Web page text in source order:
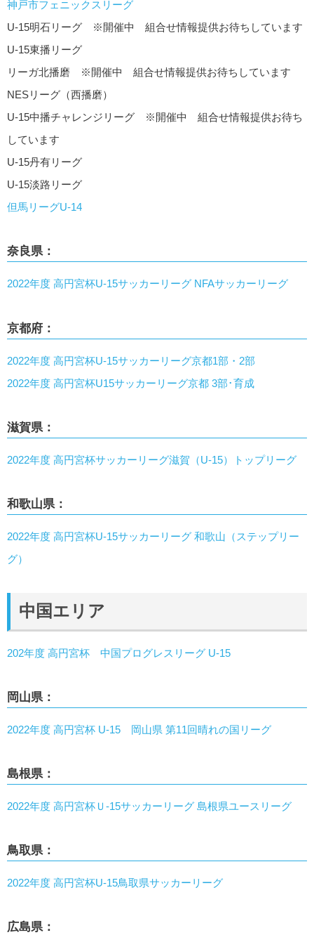
神戸市フェニックスリーグ
U-15明石リーグ ※開催中 組合せ情報提供お待ちしています
U-15東播リーグ
リーガ北播磨 ※開催中 組合せ情報提供お待ちしています
NESリーグ（西播磨）
U-15中播チャレンジリーグ ※開催中 組合せ情報提供お待ち
しています
U-15丹有リーグ
U-15淡路リーグ
但馬リーグU-14
奈良県：
2022年度 高円宮杯U-15サッカーリーグ NFAサッカーリーグ
京都府：
2022年度 高円宮杯U-15サッカーリーグ京都1部・2部
2022年度 高円宮杯U15サッカーリーグ京都 3部･育成
滋賀県：
2022年度 高円宮杯サッカーリーグ滋賀（U-15）トップリーグ
和歌山県：
2022年度 高円宮杯U-15サッカーリーグ 和歌山（ステップリー
グ）
中国エリア
202年度 高円宮杯 中国プログレスリーグ U-15
岡山県：
2022年度 高円宮杯 U-15 岡山県 第11回晴れの国リーグ
島根県：
2022年度 高円宮杯Ｕ-15サッカーリーグ 島根県ユースリーグ
鳥取県：
2022年度 高円宮杯U-15鳥取県サッカーリーグ
広島県：